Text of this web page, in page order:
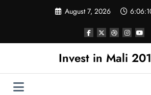
August 7, 2026
Invest in Mali